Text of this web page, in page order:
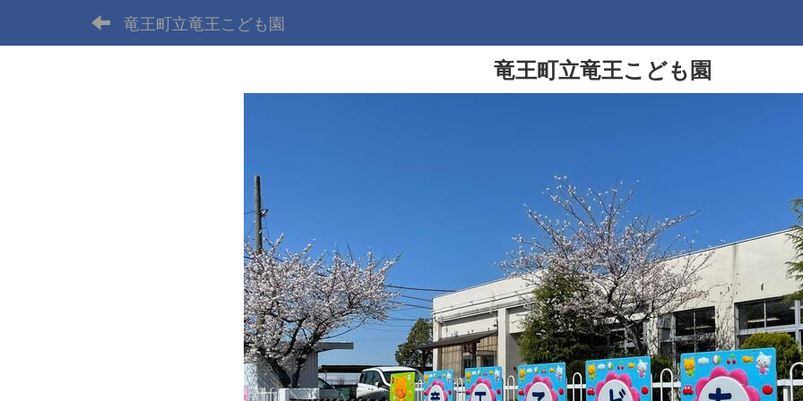
竜王町立竜王こども園
竜王町立竜王こども園